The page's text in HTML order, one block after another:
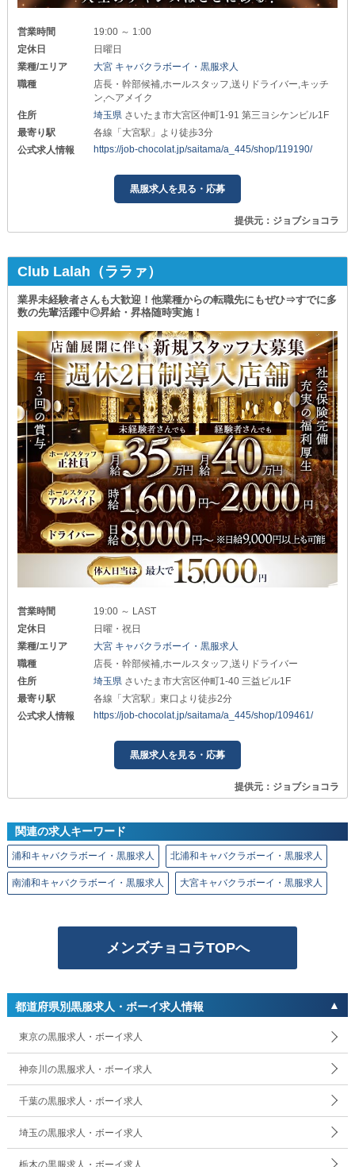
営業時間
19:00 ～ 1:00
定休日
日曜日
業種/エリア
大宮 キャバクラボーイ・黒服求人
職種
店長・幹部候補,ホールスタッフ,送りドライバー,キッチ
ン,ヘアメイク
住所
埼玉県 さいたま市大宮区仲町1-91 第三ヨシケンビル1F
最寄り駅
各線「大宮駅」より徒歩3分
公式求人情報
https://job-chocolat.jp/saitama/a_445/shop/119190/
黒服求人を見る・応募
提供元：ジョブショコラ
Club Lalah（ララァ）
業界未経験者さんも大歓迎！他業種からの転職先にもぜひ⇒すでに多
数の先輩活躍中◎昇給・昇格随時実施！
営業時間
19:00 ～ LAST
定休日
日曜・祝日
業種/エリア
大宮 キャバクラボーイ・黒服求人
職種
店長・幹部候補,ホールスタッフ,送りドライバー
住所
埼玉県 さいたま市大宮区仲町1-40 三益ビル1F
最寄り駅
各線「大宮駅」東口より徒歩2分
公式求人情報
https://job-chocolat.jp/saitama/a_445/shop/109461/
黒服求人を見る・応募
提供元：ジョブショコラ
関連の求人キーワード
浦和キャバクラボーイ・黒服求人 北浦和キャバクラボーイ・黒服求人
南浦和キャバクラボーイ・黒服求人 大宮キャバクラボーイ・黒服求人
メンズチョコラTOPへ
都道府県別黒服求人・ボーイ求人情報
東京の黒服求人・ボーイ求人
神奈川の黒服求人・ボーイ求人
千葉の黒服求人・ボーイ求人
埼玉の黒服求人・ボーイ求人
栃木の黒服求人・ボーイ求人